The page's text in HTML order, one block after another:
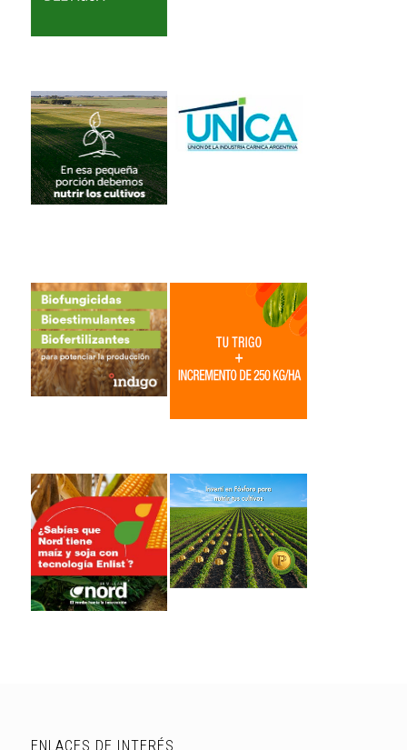
ENLACES DE INTERÉS